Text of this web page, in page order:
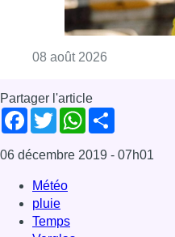
08 août 2026
Partager l'article
Facebook
TwitterWhatsApp
06 décembre 2019 - 07h01
Météo
pluie
Temps